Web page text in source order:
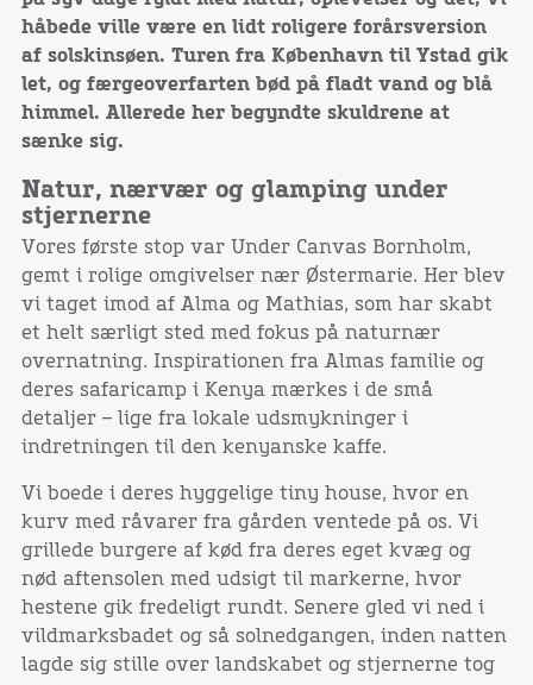
håbede ville være en lidt roligere forårsversion
af solskinsøen. Turen fra København til Ystad gik
let, og færgeoverfarten bød på fladt vand og blå
himmel. Allerede her begyndte skuldrene at
sænke sig.
Natur, nærvær og glamping under
stjernerne
Vores første stop var Under Canvas Bornholm,
gemt i rolige omgivelser nær Østermarie. Her blev
vi taget imod af Alma og Mathias, som har skabt
et helt særligt sted med fokus på naturnær
overnatning. Inspirationen fra Almas familie og
deres safaricamp i Kenya mærkes i de små
detaljer – lige fra lokale udsmykninger i
indretningen til den kenyanske kaffe.
Vi boede i deres hyggelige tiny house, hvor en
kurv med råvarer fra gården ventede på os. Vi
grillede burgere af kød fra deres eget kvæg og
nød aftensolen med udsigt til markerne, hvor
hestene gik fredeligt rundt. Senere gled vi ned i
vildmarksbadet og så solnedgangen, inden natten
lagde sig stille over landskabet og stjernerne tog